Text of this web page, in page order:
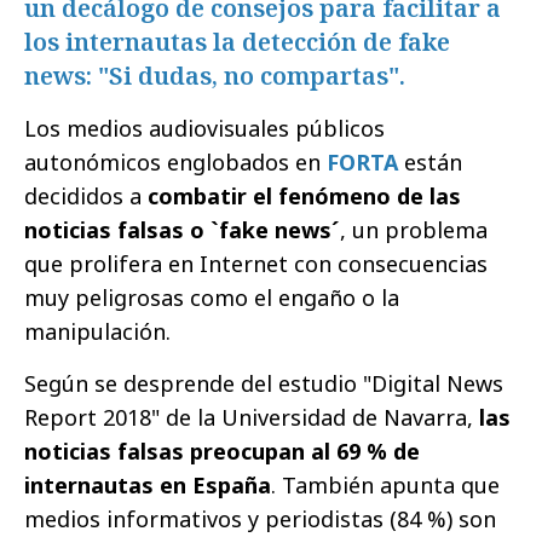
un decálogo de consejos para facilitar a
los internautas la detección de fake
news: "Si dudas, no compartas".
Los medios audiovisuales públicos
autonómicos englobados en FORTAestán
decididos a combatir el fenómeno de las
noticias falsas o `fake news´, un problema
que prolifera en Internet con consecuencias
muy peligrosas como el engaño o la
manipulación.
Según se desprende del estudio "Digital News
Report 2018" de la Universidad de Navarra, las
noticias falsas preocupan al 69 % de
internautas en España. También apunta que
medios informativos y periodistas (84 %) son